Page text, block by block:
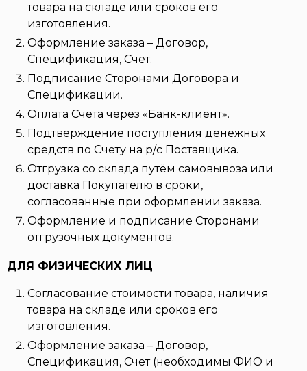
товара на складе или сроков его
изготовления.
Оформление заказа – Договор,
Спецификация, Счет.
Подписание Сторонами Договора и
Спецификации.
Оплата Счета через «Банк-клиент».
Подтверждение поступления денежных
средств по Счету на р/с Поставщика.
Отгрузка со склада путём самовывоза или
доставка Покупателю в сроки,
согласованные при оформлении заказа.
Оформление и подписание Сторонами
отгрузочных документов.
ДЛЯ ФИЗИЧЕСКИХ ЛИЦ
Согласование стоимости товара, наличия
товара на складе или сроков его
изготовления.
Оформление заказа – Договор,
Спецификация, Счет (необходимы ФИО и